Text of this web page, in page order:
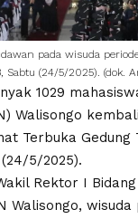
pada wisuda
Sabtu (24/5/2025). (dok.
1029
) Walisongo
Terbuka Gedung
5/2025).
Rektor I
Walisongo, wisuda